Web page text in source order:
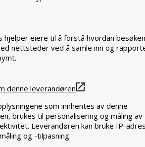
hjelper eiere til å forstå hvordan
nettsteder ved å samle inn og
denne leverandøren
som innhentes av denne
brukes til personalisering og måling av
Leverandøren kan bruke IP-
og -tilpasning.